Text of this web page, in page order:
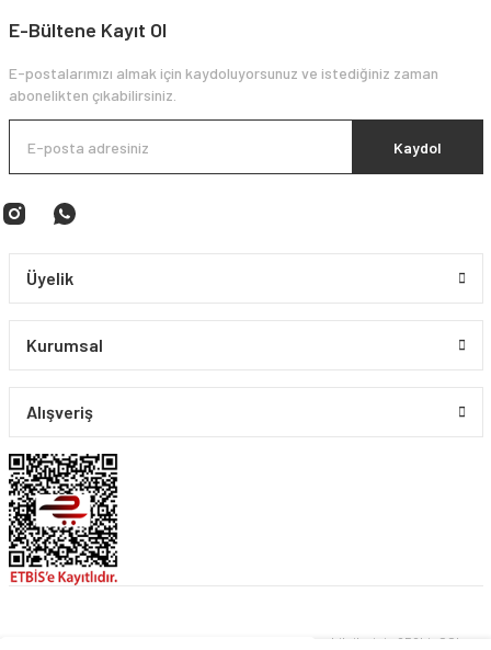
2.80 KARAT PIRLANTA GERDANLIK
529.824,62 TL
291.403,54 TL
1.05 KARAT PIRLANTA KÜPE
1.70 KARAT PIRLANTA BİLEKLİK
269.255,14 TL
148.090,32 TL
E-Bültene Kayıt Ol
E-postalarımızı almak için kaydoluyorsunuz ve istediğiniz zaman
abonelikten çıkabilirsiniz.
Kaydol
Üyelik
Kurumsal
Alışveriş
© PIRLANTA CO. Tüm Hakları Saklıdır. Kredi kartı bilgileriniz 256bit SSL